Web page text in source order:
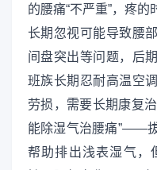
的腰痛“不严重”，疼
长期忽视可能导致腰
间盘突出等问题，后
班族长期忍耐高温空
劳损，需要长期康复
能除湿气治腰痛”——
帮助排出浅表湿气，